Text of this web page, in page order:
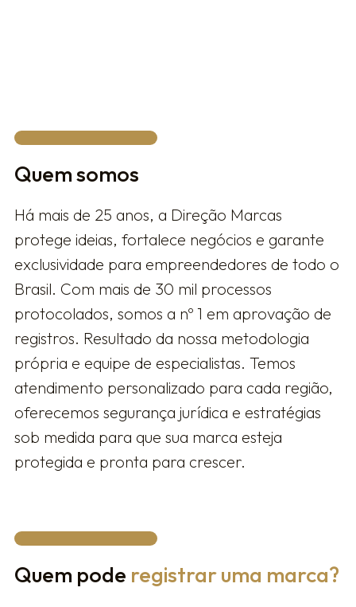
Quem somos
Há mais de 25 anos, a Direção Marcas
protege ideias, fortalece negócios e garante
exclusividade para empreendedores de todo o
Brasil. Com mais de 30 mil processos
protocolados, somos a nº 1 em aprovação de
registros. Resultado da nossa metodologia
própria e equipe de especialistas. Temos
atendimento personalizado para cada região,
oferecemos segurança jurídica e estratégias
sob medida para que sua marca esteja
protegida e pronta para crescer.
Quem pode registrar uma marca?